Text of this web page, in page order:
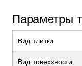
Параметры
Вид плитки
Вид поверхности